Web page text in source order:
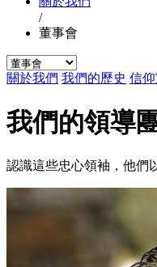
/
董事會
關於我們 我們的歷史 信
我們的領導
認識這些忠心領袖，他們